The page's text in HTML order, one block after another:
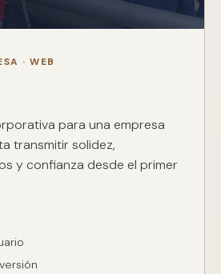
· WEB
para una empresa
transmitir solidez,
y confianza desde el primer